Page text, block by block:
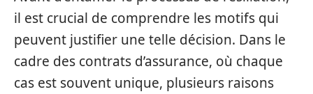
il est crucial de comprendre les motifs qui
peuvent justifier une telle décision. Dans le
cadre des contrats d’assurance, où chaque
cas est souvent unique, plusieurs raisons